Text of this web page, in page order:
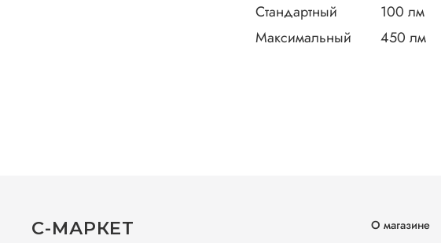
Стандартный
100 лм
Максимальный
450 лм
О магазине
С-МАРКЕТ